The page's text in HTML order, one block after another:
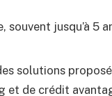
souvent jusqu’à 5
solutions
et de crédit